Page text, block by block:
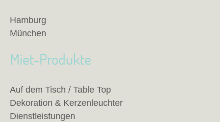
Hamburg
München
Miet-Produkte
Auf dem Tisch / Table Top
Dekoration & Kerzenleuchter
Dienstleistungen